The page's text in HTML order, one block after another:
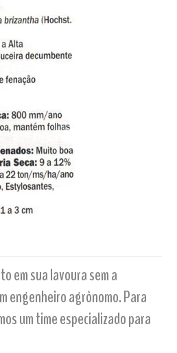
em sua lavoura sem a
engenheiro agrônomo. Para
um time especializado para